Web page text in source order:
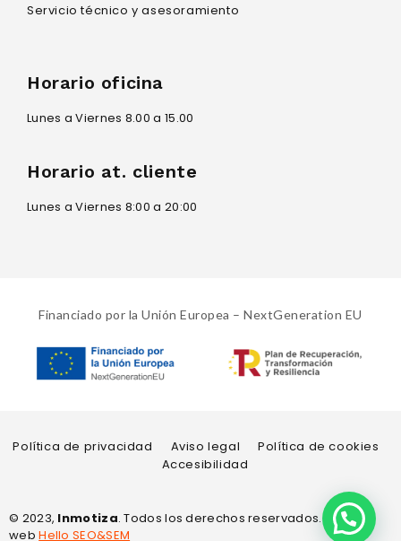
Servicio técnico y asesoramiento
Horario oficina
Lunes a Viernes 8.00 a 15.00
Horario at. cliente
Lunes a Viernes 8:00 a 20:00
Financiado por la Unión Europea – NextGeneration EU
© 2023, Inmotiza. Todos los derechos reservados. Diseño
webHello SEO&SEM
Política de privacidad Aviso legal
Política de cookies
Accesibilidad